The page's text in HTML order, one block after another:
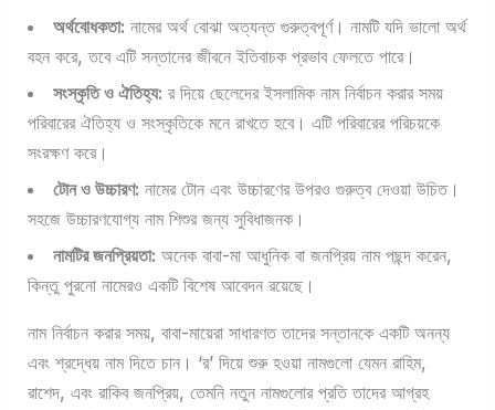
অর্থবোধকতা: নামের অর্থ বোঝা অত্যন্ত গুরুত্বপূর্ণ। নামটি যদি ভালো অর্থ
বহন করে, তবে এটি সন্তানের জীবনে ইতিবাচক প্রভাব ফেলতে পারে।
সংস্কৃতি ও ঐতিহ্য: র দিয়ে ছেলেদের ইসলামিক নাম নির্বাচন করার সময়
পরিবারের ঐতিহ্য ও সংস্কৃতিকে মনে রাখতে হবে। এটি পরিবারের পরিচয়কে
সংরক্ষণ করে।
টোন ও উচ্চারণ: নামের টোন এবং উচ্চারণের উপরও গুরুত্ব দেওয়া উচিত।
সহজে উচ্চারণযোগ্য নাম শিশুর জন্য সুবিধাজনক।
নামটির জনপ্রিয়তা: অনেক বাবা-মা আধুনিক বা জনপ্রিয় নাম পছন্দ করেন,
কিন্তু পুরনো নামেরও একটি বিশেষ আবেদন রয়েছে।
নাম নির্বাচন করার সময়, বাবা-মায়েরা সাধারণত তাদের সন্তানকে একটি অনন্য
এবং শ্রদ্ধেয় নাম দিতে চান। ‘র’ দিয়ে শুরু হওয়া নামগুলো যেমন রাহিম,
রাশেদ, এবং রাকিব জনপ্রিয়, তেমনি নতুন নামগুলোর প্রতি তাদের আগ্রহ